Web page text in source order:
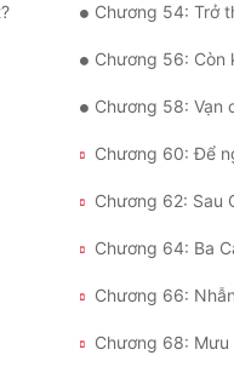
Chương 54: Trở
Chương 56: Còn
Chương 58: Vạn
Chương 60: Để
Chương 62: Sau
Chương 64: Ba
Chương 66:
Chương 68: Mưu